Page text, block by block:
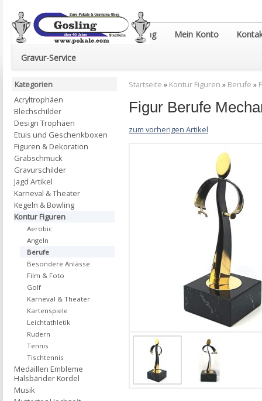
Euro-Pokale & Gravur-Shop Gosling Mein Konto
Gravur-Service
Startseite » Kontur Figuren » Berufe »
Figur Berufe
zum vorherigen Artikel
Kategorien
Acryltrophäen
Blechschilder
Design Trophäen
Etuis und Geschenkboxen
Figuren & Dekoration
Grabschmuck
Gravurschilder
Jagd Artikel
Karneval & Theater
Kegeln & Bowling
Kontur Figuren
Aerobic
Angeln
Berufe
Besondere Anlässe
Film & Foto
Golf
Karneval & Theater
Kartenspiele
Leichtathletik
Rudern
Tennis
Tischtennis
Medaillen Embleme
Halsbänder Kordel
Musik